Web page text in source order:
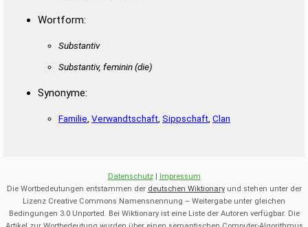
Wortform:
Substantiv
Substantiv, feminin(die)
Synonyme:
Familie Verwandtschaft Sippschaft Clan
Datenschutz| Impressum
Die Wortbedeutungen entstammen der deutschen Wiktionaryund stehen unter der
Lizenz Creative Commons Namensnennung – Weitergabe unter gleichen
Bedingungen 3.0 Unported. Bei Wiktionary ist eine Liste der Autoren verfügbar. Die